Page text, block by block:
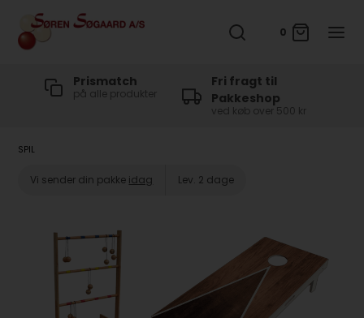
0
Prismatch
på alle produkter
Fri fragt til
Pakkeshop
ved køb over 500 kr
SPIL
Vi sender din pakke idag Lev. 2 dage